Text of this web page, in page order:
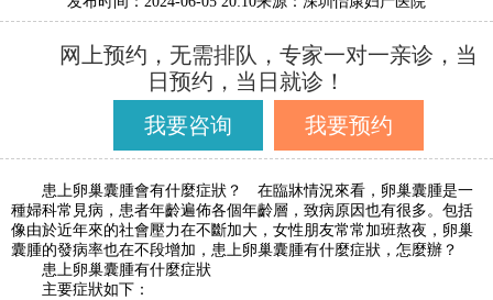
网上预约，无需排队，专家一对一亲诊，当
日预约，当日就诊！
我要咨询
我要预约
患上卵巢囊腫會有什麼症狀？ 在臨牀情況來看，卵巢囊腫是一
種婦科常見病，患者年齡遍佈各個年齡層，致病原因也有很多。包括
像由於近年來的社會壓力在不斷加大，女性朋友常常加班熬夜，卵巢
囊腫的發病率也在不段增加，患上卵巢囊腫有什麼症狀，怎麼辦？
患上卵巢囊腫有什麼症狀
主要症狀如下：